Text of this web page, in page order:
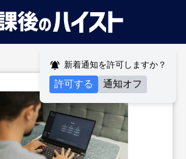
新着通知を許可しますか？
許可する 通知オフ